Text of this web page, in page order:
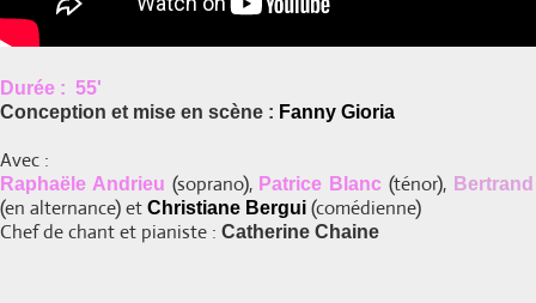
Durée : 55'
Conception et mise en scène : Fanny Gioria
Avec :
Raphaële Andrieu (soprano), Patrice Blanc (ténor),
(en alternance) et Christiane Bergui (comédienne)
Chef de chant et pianiste : Catherine Chaine